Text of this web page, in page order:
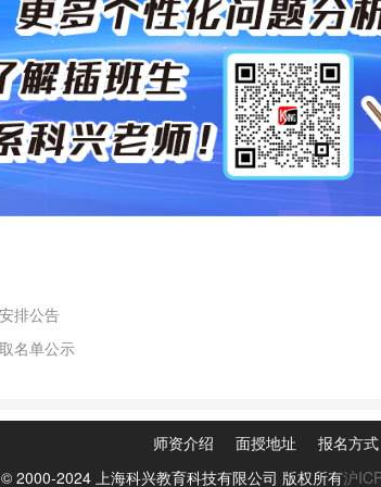
排公告
名单公示
师资介绍 面授地址 报名方式
2000-2024 上海科兴教育科技有限公司 版权所有沪